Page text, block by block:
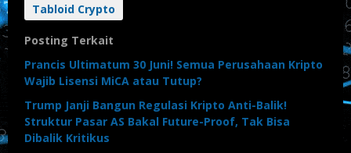
Tabloid Crypto
Posting Terkait
Prancis Ultimatum 30 Juni! Semua Perusahaan Kripto
Wajib Lisensi MiCA atau Tutup?
Trump Janji Bangun Regulasi Kripto Anti-Balik!
Struktur Pasar AS Bakal Future-Proof, Tak Bisa
Dibalik Kritikus